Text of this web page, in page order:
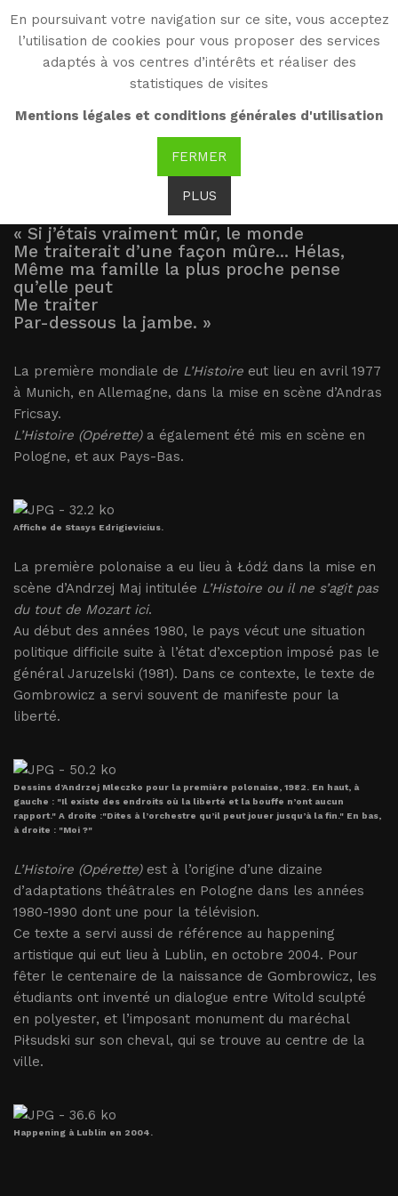
En poursuivant votre navigation sur ce site, vous acceptez
l’utilisation de cookies pour vous proposer des services
adaptés à vos centres d’intérêts et réaliser des
statistiques de visites
Mentions légales et conditions générales d'utilisation
FERMER
PLUS
WG
Witold Gombrowicz
Mises en scènes
« Si j’étais vraiment mûr, le monde
Me traiterait d’une façon mûre... Hélas,
Même ma famille la plus proche pense
qu’elle peut
Me traiter
Par-dessous la jambe. »
La première mondiale de L’Histoire eut lieu en avril 1977
à Munich, en Allemagne, dans la mise en scène d’Andras
Fricsay.
L’Histoire (Opérette)a également été mis en scène en
Pologne, et aux Pays-Bas.
Affiche de Stasys Edrigievicius.
La première polonaise a eu lieu à Łódź dans la mise en
scène d’Andrzej Maj intitulée L’Histoire ou il ne s’agit pas
du tout de Mozart ici.
Au début des années 1980, le pays vécut une situation
politique difficile suite à l’état d’exception imposé pas le
général Jaruzelski (1981). Dans ce contexte, le texte de
Gombrowicz a servi souvent de manifeste pour la
liberté.
Dessins d’Andrzej Mleczko pour la première polonaise, 1982. En haut, à
gauche : "Il existe des endroits où la liberté et la bouffe n’ont aucun
rapport." A droite :"Dites à l’orchestre qu’il peut jouer jusqu’à la fin." En bas,
à droite : "Moi ?"
L’Histoire (Opérette)est à l’origine d’une dizaine
d’adaptations théâtrales en Pologne dans les années
1980-1990 dont une pour la télévision.
Ce texte a servi aussi de référence au happening
artistique qui eut lieu à Lublin, en octobre 2004. Pour
fêter le centenaire de la naissance de Gombrowicz, les
étudiants ont inventé un dialogue entre Witold sculpté
en polyester, et l’imposant monument du maréchal
Piłsudski sur son cheval, qui se trouve au centre de la
ville.
Happening à Lublin en 2004.